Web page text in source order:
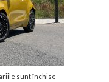
maniere
pe
sunt închise